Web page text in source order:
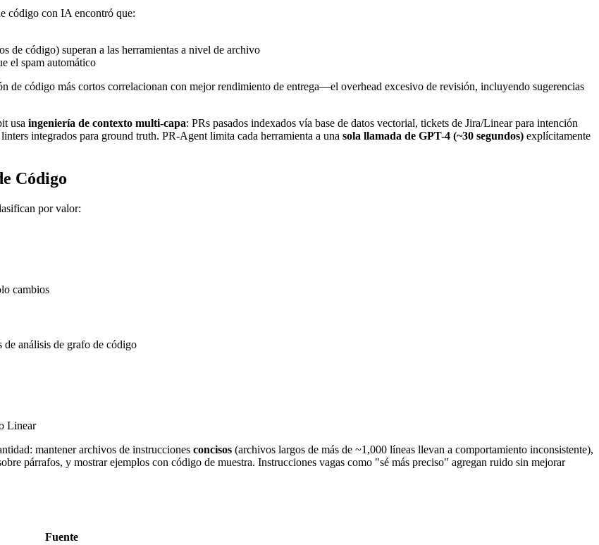
código con IA encontró que:
de código) superan a las herramientas a nivel de archivo
el spam automático
de código más cortos correlacionan con mejor rendimiento de entrega—el overhead excesivo de revisión, incluyendo sugerencias
usa ingeniería de contexto multi-capa: PRs pasados indexados vía base de datos vectorial, tickets de Jira/Linear para intención
integrados para ground truth. PR-Agent limita cada herramienta a una sola llamada de GPT-4 (~30 segundos) explícitamente
Código
por valor:
cambios
de análisis de grafo de código
Linear
mantener archivos de instrucciones concisos (archivos largos de más de ~1,000 líneas llevan a comportamiento inconsistente),
párrafos, y mostrar ejemplos con código de muestra. Instrucciones vagas como "sé más preciso" agregan ruido sin mejorar
Fuente